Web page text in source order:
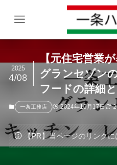
【元住宅営業
グランセゾン
フードの詳細
2025
4/08
一条工務店 2024年10月17日
【PR】当ページのリンク